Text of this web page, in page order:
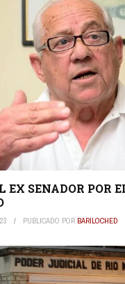
EX SENADOR POR
PUBLICADO POR BARILOCHED